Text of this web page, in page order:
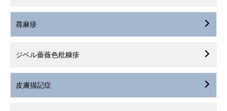
蕁麻疹
ジベル薔薇色粃糠疹
皮膚描記症
アクセス